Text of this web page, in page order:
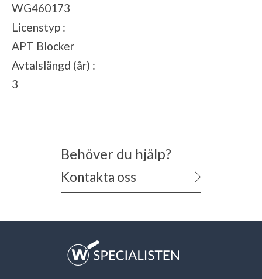
WG460173
Licenstyp
APT Blocker
Avtalslängd (år)
3
Behöver du hjälp?
Kontakta oss